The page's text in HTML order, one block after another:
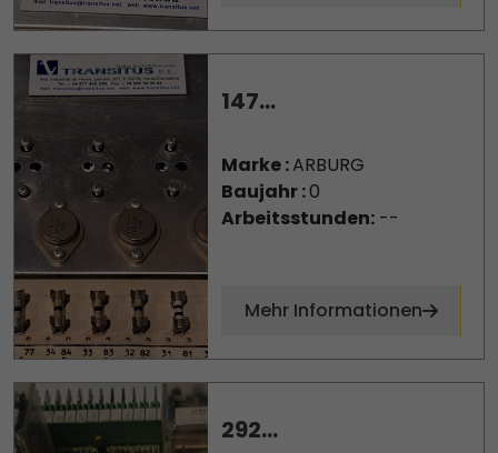
147...
Marke :ARBURG
Baujahr :0
Arbeitsstunden:--
Mehr Informationen
292...